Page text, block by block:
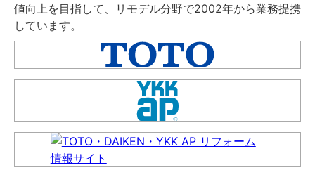
値向上を目指して、リモデル分野で2002年から業務提携
しています。